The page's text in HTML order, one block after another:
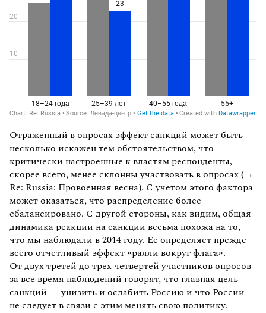
Отраженный в опросах эффект санкций может быть
несколько искажен тем обстоятельством, что
критически настроенные к властям респонденты,
скорее всего, менее склонны участвовать в опросах (→
Re: Russia: Провоенная весна). С учетом этого фактора
может оказаться, что распределение более
сбалансировано. С другой стороны, как видим, общая
динамика реакции на санкции весьма похожа на то,
что мы наблюдали в 2014 году. Ее определяет прежде
всего отчетливый эффект «ралли вокруг флага».
От двух третей до трех четвертей участников опросов
за все время наблюдений говорят, что главная цель
санкций — унизить и ослабить Россию и что России
не следует в связи с этим менять свою политику.